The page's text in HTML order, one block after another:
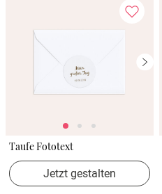
Taufe Fototext
Jetzt gestalten